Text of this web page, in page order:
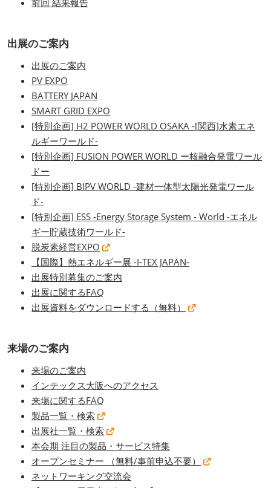
前回 結果報告
出展のご案内
出展のご案内
PV EXPO
BATTERY JAPAN
SMART GRID EXPO
[特別企画] H2 POWER WORLD OSAKA -[関西]水素エネ
ルギーワールド-
[特別企画] FUSION POWER WORLD ー核融合発電ワール
ドー
[特別企画] BIPV WORLD -建材一体型太陽光発電ワール
ド-
[特別企画] ESS -Energy Storage System - World -エネル
ギー貯蔵技術ワールド-
脱炭素経営EXPO
【国際】熱エネルギー展 -I-TEX JAPAN-
出展特別募集のご案内
出展に関するFAQ
出展資料をダウンロードする（無料）
来場のご案内
来場のご案内
インテックス大阪へのアクセス
来場に関するFAQ
製品一覧・検索
出展社一覧・検索
本会期 注目の製品・サービス特集
オープンセミナー （無料/事前申込不要）
ネットワーキング交流会